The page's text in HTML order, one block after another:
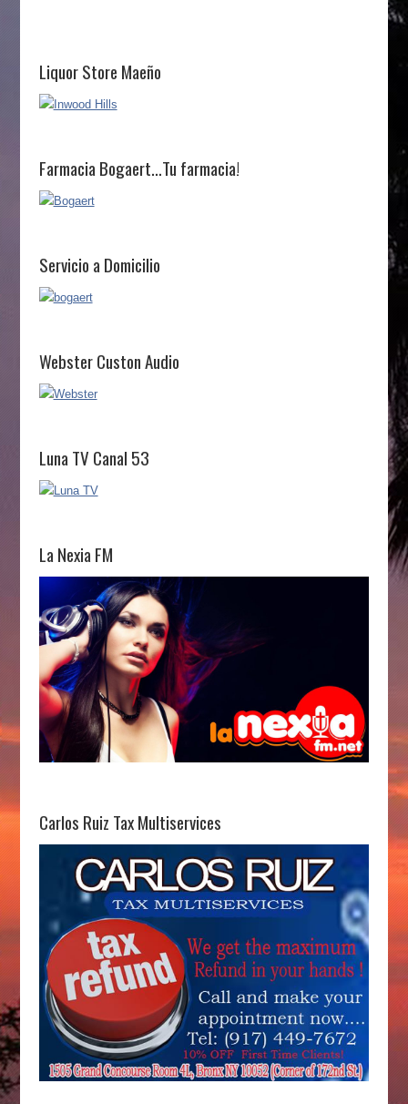
Liquor Store Maeño
Farmacia Bogaert…Tu farmacia!
Servicio a Domicilio
Webster Custon Audio
Luna TV Canal 53
La Nexia FM
Carlos Ruiz Tax Multiservices